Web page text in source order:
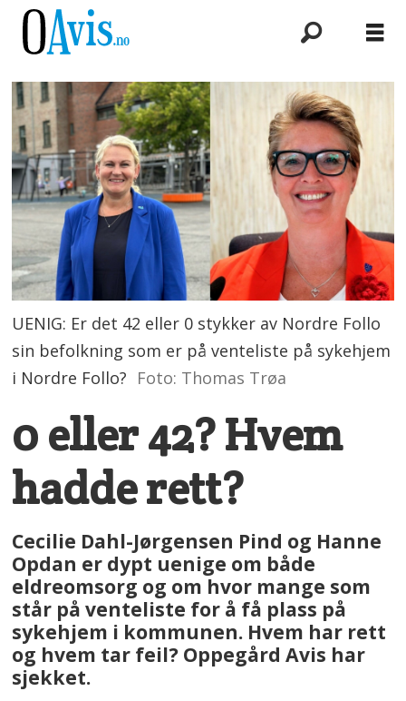
UENIG: Er det 42 eller 0 stykker av Nordre Follo
sin befolkning som er på venteliste på sykehjem
i Nordre Follo? Foto: Thomas Trøa
0 eller 42? Hvem
hadde rett?
Cecilie Dahl-Jørgensen Pind og Hanne
Opdan er dypt uenige om både
eldreomsorg og om hvor mange som
står på venteliste for å få plass på
sykehjem i kommunen. Hvem har rett
og hvem tar feil? Oppegård Avis har
sjekket.